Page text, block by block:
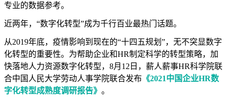
专业的数据参考。
近两年，“数字化转型”成为千行百业最热门话题。
从2019年底，疫情影响到现在的“十四五规划”，无不突显数字
化转型的重要性。为帮助企业和HR制定科学的转型策略，加
快落地人力资源数字化转型，8月12日，薪人薪事HR科学院联
合中国人民大学劳动人事学院联合发布 《2021中国企业HR数
字化转型成熟度调研报告》 。